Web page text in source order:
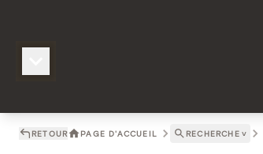
RETOUR PAGE D'ACCUEIL RECHERCHE ˅